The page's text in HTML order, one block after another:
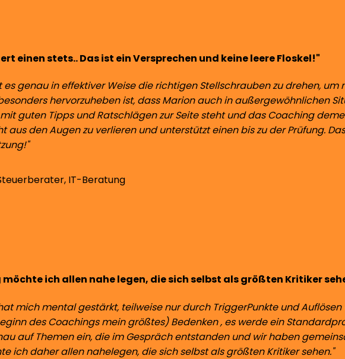
einen stets.. Das ist ein Versprechen und keine leere Floskel!"
es genau in effektiver Weise die richtigen Stellschrauben zu drehen,
hervorzuheben ist, dass Marion auch in außergewöhnlichen
guten Tipps und Ratschlägen zur Seite steht und das Coaching
aus den Augen zu verlieren und unterstützt einen bis zu der Prüfung.
IT-Beratung
ich allen nahe legen, die sich selbst als größten Kritiker
mich mental gestärkt, teilweise nur durch TriggerPunkte und
des Coachings mein größtes) Bedenken , es werde ein
auf Themen ein, die im Gespräch entstanden und wir haben
ich daher allen nahelegen, die sich selbst als größten Kritiker sehen."